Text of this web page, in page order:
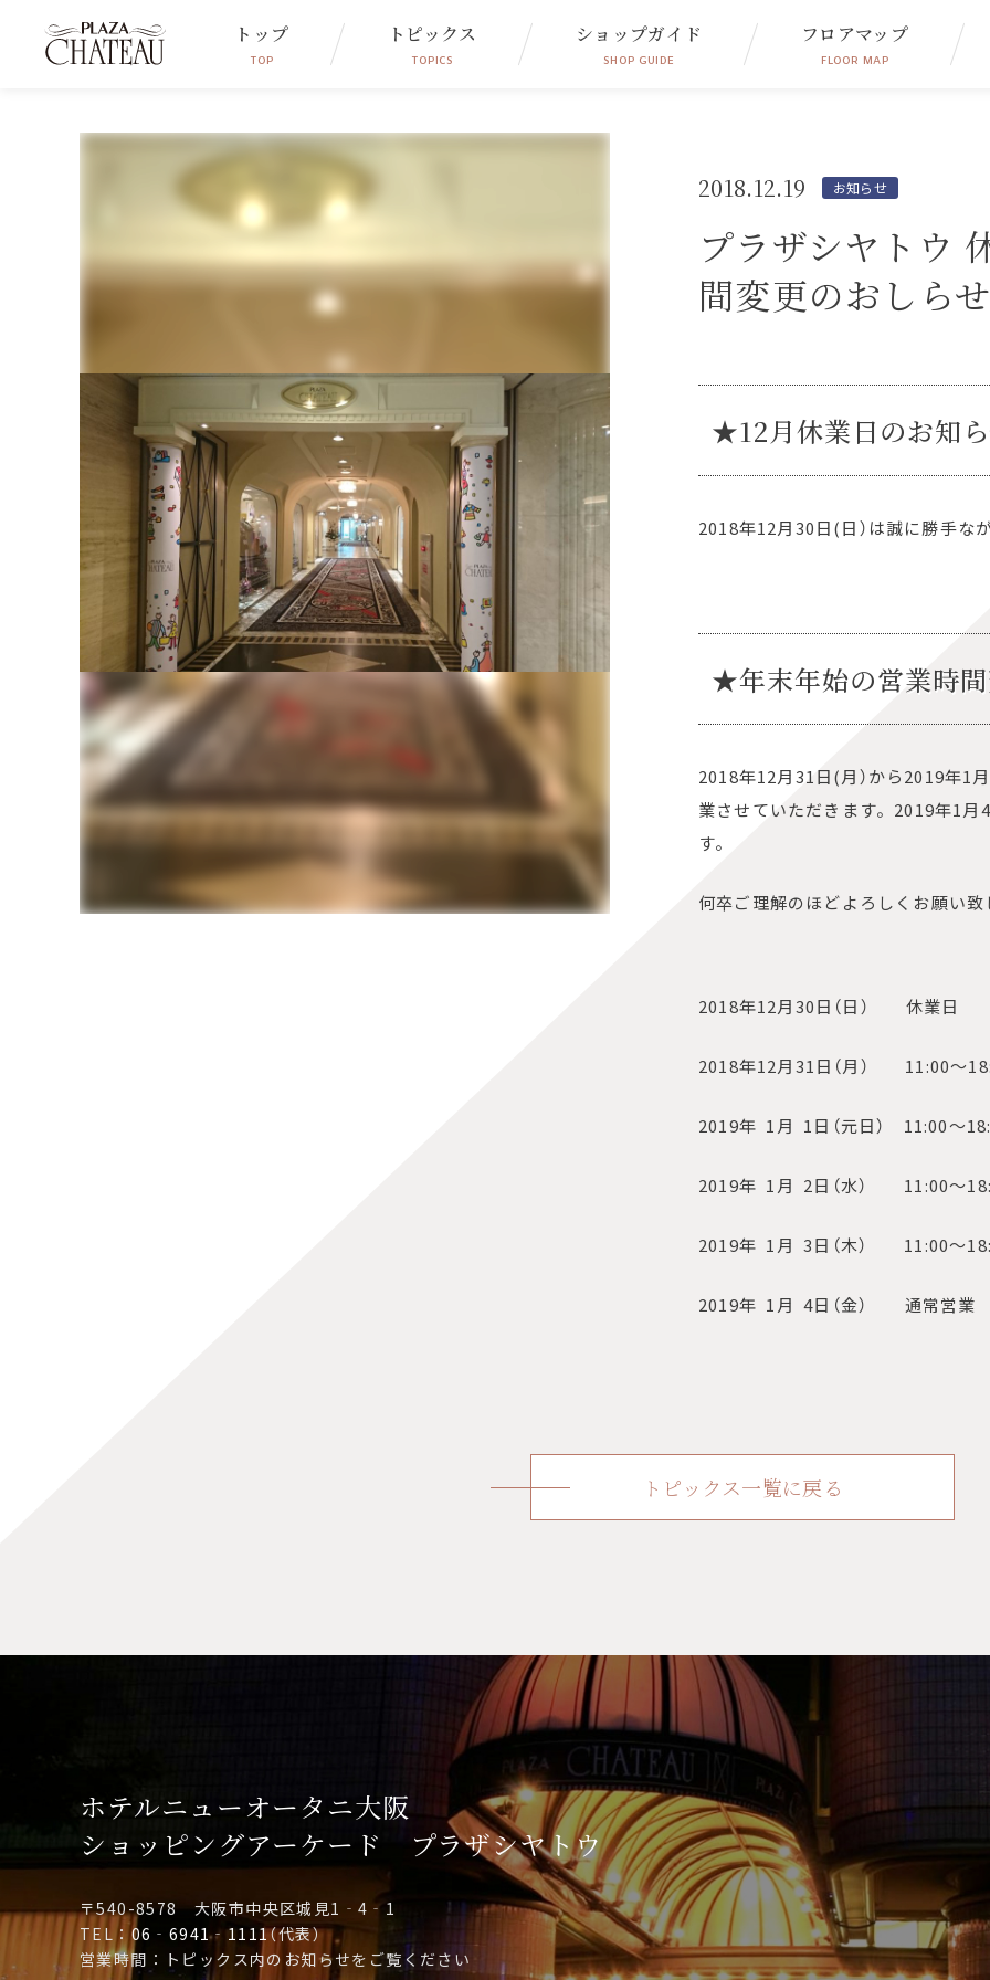
トップ
TOP
トピックス
TOPICS
ショップガイド
SHOP GUIDE
フロアマップ
FLOOR MAP
2018.12.19 お知らせ
プラザシヤトウ
間変更のおしらせ
★12月休業日のお知
2018年12月30日(日）は誠に勝手な
★年末年始の営業時
2018年12月31日(月）から2019年1
業させていただきます。2019年1月
す。
何卒ご理解のほどよろしくお願い致
2018年12月30日（日） 休業日
2018年12月31日（月） 11:00～
2019年 1月 1日（元日） 11:00～
2019年 1月 2日（水） 11:00～
2019年 1月 3日（木） 11:00～
2019年 1月 4日（金） 通常営業
トピックス一覧に戻る
ホテルニューオータニ大阪
ショッピングアーケード
プラザシヤトウ
〒540-8578 大阪市中央区城見1‐4‐1
TEL：06‐6941‐1111（代表）
営業時間：トピックス内のお知らせをご覧ください